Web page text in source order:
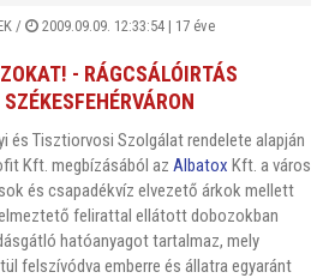
/ 2009.09.09. 12:33:54 | 17 éve
- RÁGCSÁLÓIRTÁS
és Tisztiorvosi Szolgálat rendelete alapján
Kft. megbízásából az Albatox Kft. a város
és csapadékvíz elvezető árkok mellett
felirattal ellátott dobozokban
hatóanyagot tartalmaz, mely
felszívódva emberre és állatra egyaránt